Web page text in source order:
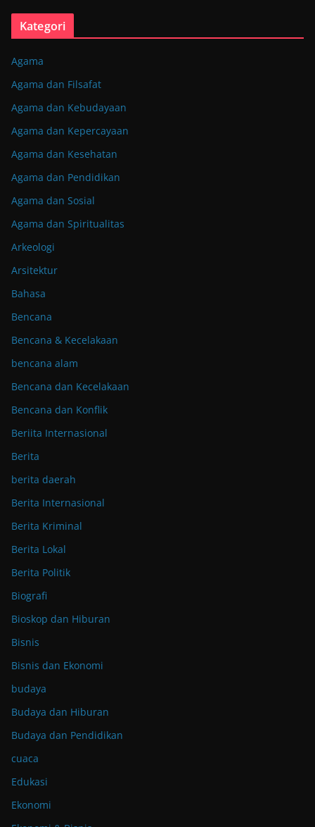
Kategori
Agama
Agama dan Filsafat
Agama dan Kebudayaan
Agama dan Kepercayaan
Agama dan Kesehatan
Agama dan Pendidikan
Agama dan Sosial
Agama dan Spiritualitas
Arkeologi
Arsitektur
Bahasa
Bencana
Bencana & Kecelakaan
bencana alam
Bencana dan Kecelakaan
Bencana dan Konflik
Beriita Internasional
Berita
berita daerah
Berita Internasional
Berita Kriminal
Berita Lokal
Berita Politik
Biografi
Bioskop dan Hiburan
Bisnis
Bisnis dan Ekonomi
budaya
Budaya dan Hiburan
Budaya dan Pendidikan
cuaca
Edukasi
Ekonomi